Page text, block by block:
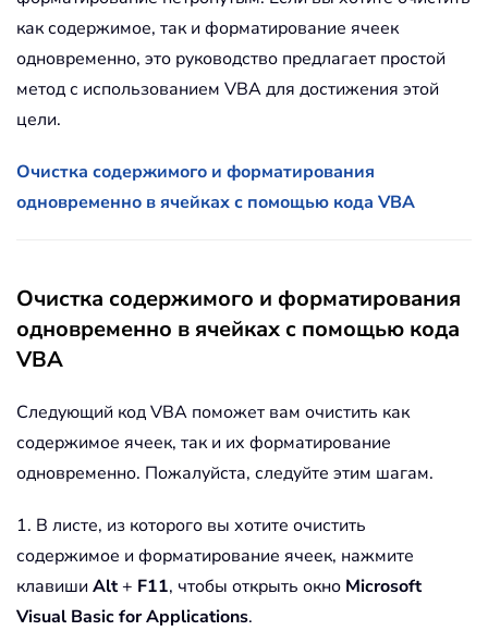
как содержимое, так и форматирование ячеек
одновременно, это руководство предлагает простой
метод с использованием VBA для достижения этой
цели.
Очистка содержимого и форматирования
одновременно в ячейках с помощью кода VBA
Очистка содержимого и форматирования
одновременно в ячейках с помощью кода
VBA
Следующий код VBA поможет вам очистить как
содержимое ячеек, так и их форматирование
одновременно. Пожалуйста, следуйте этим шагам.
1. В листе, из которого вы хотите очистить
содержимое и форматирование ячеек, нажмите
клавиши Alt+ F11, чтобы открыть окно Microsoft
Visual Basic for Applications.